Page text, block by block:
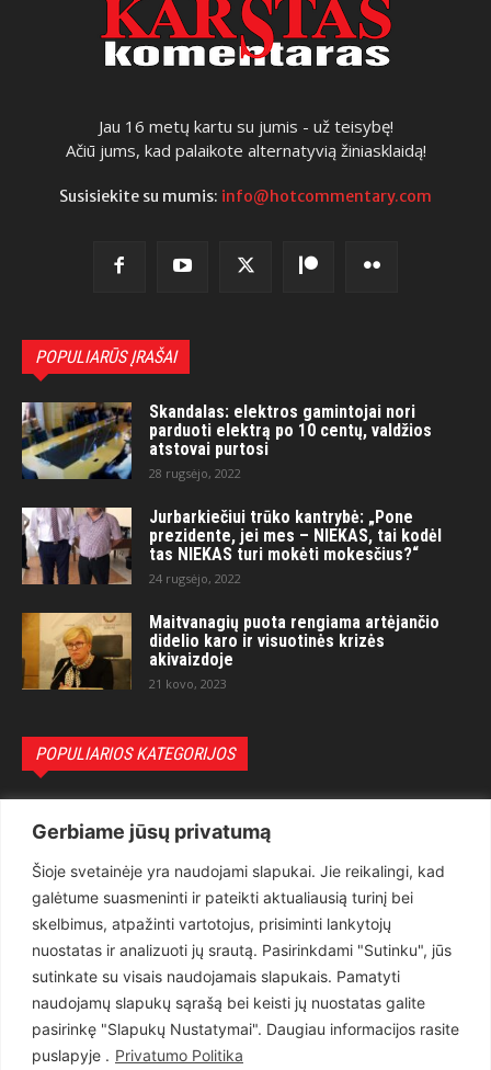
Gerbiame jūsų privatumą
Šioje svetainėje yra naudojami slapukai. Jie reikalingi, kad
galėtume suasmeninti ir pateikti aktualiausią turinį bei
skelbimus, atpažinti vartotojus, prisiminti lankytojų
nuostatas ir analizuoti jų srautą. Pasirinkdami "Sutinku", jūs
sutinkate su visais naudojamais slapukais. Pamatyti
naudojamų slapukų sąrašą bei keisti jų nuostatas galite
pasirinkę "Slapukų Nustatymai". Daugiau informacijos rasite
puslapyje . Privatumo Politika
Jau 16 metų kartu su jumis - už teisybę!
Ačiū jums, kad palaikote alternatyvią žiniasklaidą!
Susisiekite su mumis: info@hotcommentary.com
POPULIARŪS ĮRAŠAI
Skandalas: elektros gamintojai nori
parduoti elektrą po 10 centų, valdžios
atstovai purtosi
28 rugsėjo, 2022
Jurbarkiečiui trūko kantrybė: „Pone
prezidente, jei mes – NIEKAS, tai kodėl
tas NIEKAS turi mokėti mokesčius?“
24 rugsėjo, 2022
Maitvanagių puota rengiama artėjančio
didelio karo ir visuotinės krizės
akivaizdoje
21 kovo, 2023
POPULIARIOS KATEGORIJOS
Teisėsauga
1497
Aktualu
Lietuva
619
Pasaulis
Статьи на русском
Articles in english